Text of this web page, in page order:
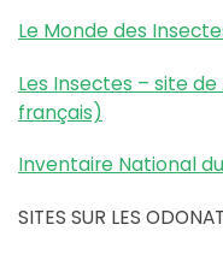
Le Monde des
Les Insectes – site
français)
Inventaire National
SITES SUR LES